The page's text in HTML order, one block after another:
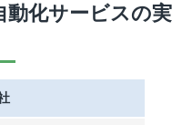
動化サービスの実